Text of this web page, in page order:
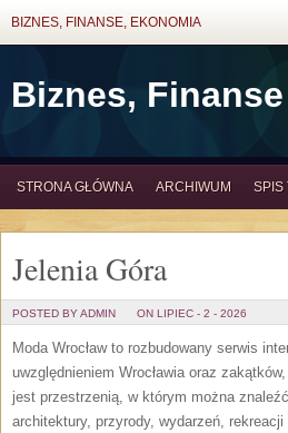
BIZNES, FINANSE, EKONOMIA
Biznes, Finanse
STRONA GŁÓWNA ARCHIWUM SPIS
Jelenia Góra
POSTED BY ADMIN ON LIPIEC - 2 - 2026
Moda Wrocław to rozbudowany serwis
uwzględnieniem Wrocławia oraz
jest przestrzenią, w którym można
architektury, przyrody, wydarzeń,